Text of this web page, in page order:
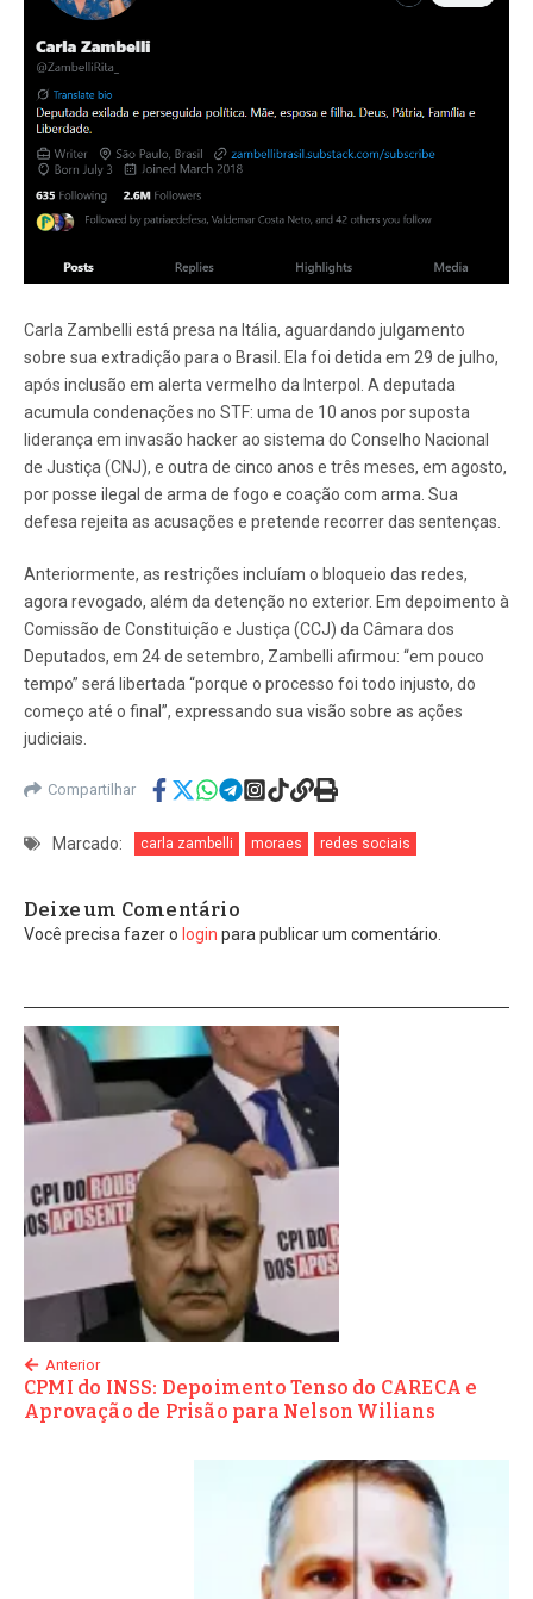
Carla Zambelli está presa na Itália, aguardando julgamento
sobre sua extradição para o Brasil. Ela foi detida em 29 de julho,
após inclusão em alerta vermelho da Interpol. A deputada
acumula condenações no STF: uma de 10 anos por suposta
liderança em invasão hacker ao sistema do Conselho Nacional
de Justiça (CNJ), e outra de cinco anos e três meses, em agosto,
por posse ilegal de arma de fogo e coação com arma. Sua
defesa rejeita as acusações e pretende recorrer das sentenças.
Anteriormente, as restrições incluíam o bloqueio das redes,
agora revogado, além da detenção no exterior. Em depoimento à
Comissão de Constituição e Justiça (CCJ) da Câmara dos
Deputados, em 24 de setembro, Zambelli afirmou: “em pouco
tempo” será libertada “porque o processo foi todo injusto, do
começo até o final”, expressando sua visão sobre as ações
judiciais.
Compartilhar
Marcado: carla zambelli moraes redes sociais
Deixe um Comentário
Você precisa fazer o login para publicar um comentário.
Anterior
CPMI do INSS: Depoimento Tenso do CARECA e
Aprovação de Prisão para Nelson Wilians